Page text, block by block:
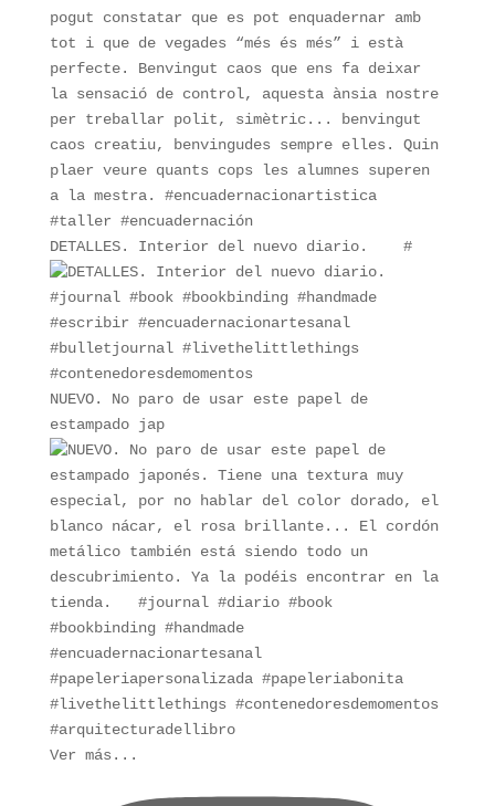
DETALLES. Interior del nuevo diario. ⁠ ⁠ ⁠ #
NUEVO. No paro de usar este papel de
estampado jap
Ver más...